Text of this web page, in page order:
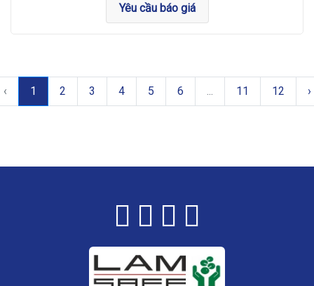
Yêu cầu báo giá
‹ 1 2 3 4 5 6 ... 11 12 ›